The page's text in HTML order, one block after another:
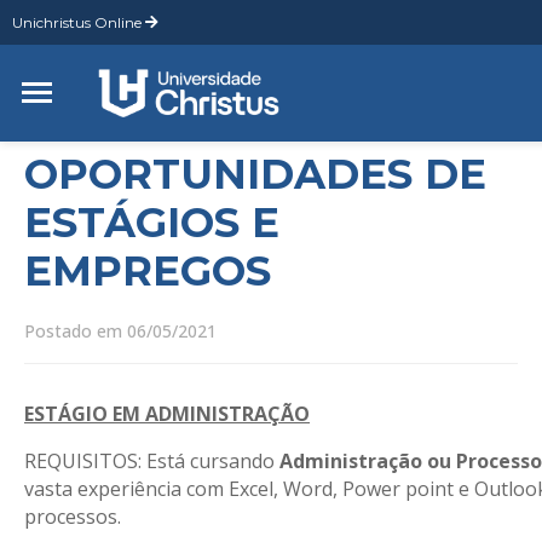
Unichristus Online
OPORTUNIDADES DE
ESTÁGIOS E
EMPREGOS
Postado em 06/05/2021
ESTÁGIO EM ADMINISTRAÇÃO
REQUISITOS: Está cursando Administração ou
vasta experiência com Excel, Word, Power point e
processos.